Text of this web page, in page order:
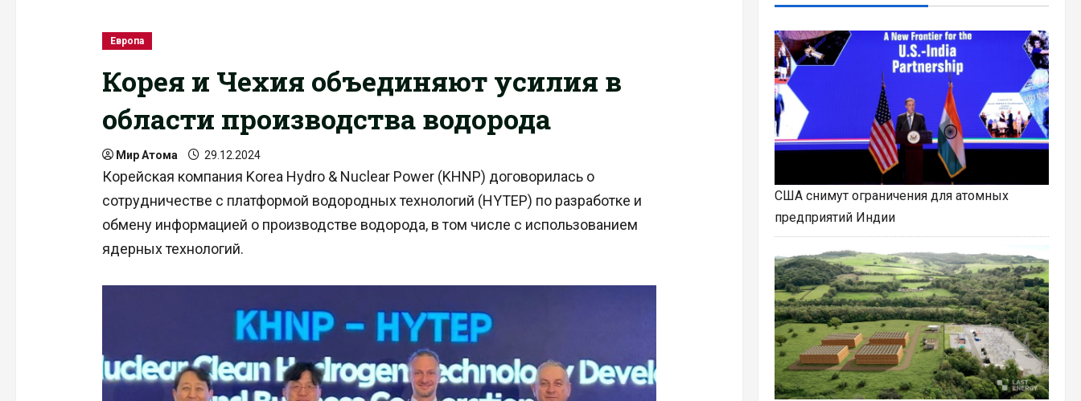
Европа
Корея и Чехия объединяют усилия в
области производства водорода
Мир Атома 29.12.2024
Корейская компания Korea Hydro & Nuclear Power (KHNP) договорилась о
сотрудничестве с платформой водородных технологий (HYTEP) по разработке и
обмену информацией о производстве водорода, в том числе с использованием
ядерных технологий.
США снимут ограничения для атомных
предприятий Индии